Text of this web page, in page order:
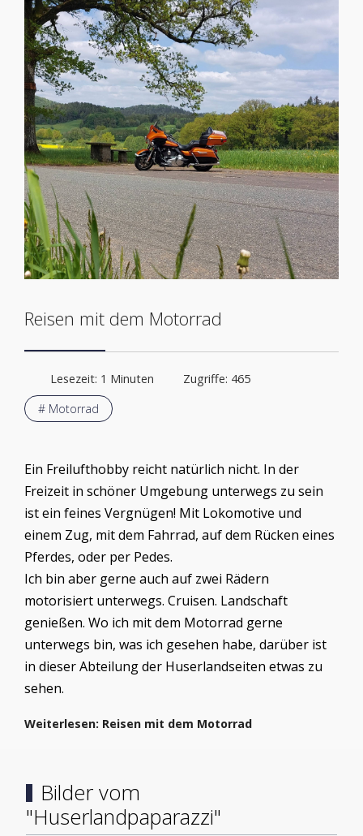
Reisen mit dem Motorrad
Lesezeit: 1 Minuten
Zugriffe: 465
# Motorrad
Ein Freilufthobby reicht natürlich nicht. In der
Freizeit in schöner Umgebung unterwegs zu sein
ist ein feines Vergnügen! Mit Lokomotive und
einem Zug, mit dem Fahrrad, auf dem Rücken eines
Pferdes, oder per Pedes.
Ich bin aber gerne auch auf zwei Rädern
motorisiert unterwegs. Cruisen. Landschaft
genießen. Wo ich mit dem Motorrad gerne
unterwegs bin, was ich gesehen habe, darüber ist
in dieser Abteilung der Huserlandseiten etwas zu
sehen.
Weiterlesen: Reisen mit dem Motorrad
Bilder vom
"Huserlandpaparazzi"